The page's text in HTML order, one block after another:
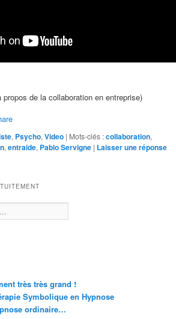
propos de la collaboration en entreprise)
, Psycho, Video | Mots-clés :collaboration,
, entraide, Pablo Servigne | Laisser une réponse
très très grand !
Symbolique en Hypnose
ordinaire…